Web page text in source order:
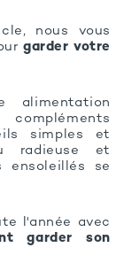
nous vous
garder votre
alimentation
simples et
radieuse et
ensoleillés se
l'année avec
garder son